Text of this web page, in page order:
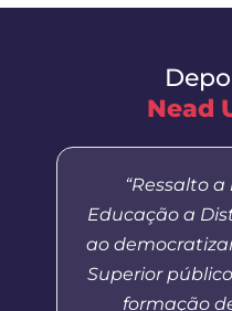
Nead
“Ressalto
Educação a
ao
Superior
formação